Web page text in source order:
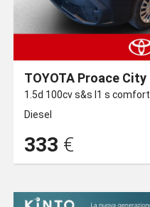
PICK UP
TOYOTA Proace City
1.5d 100cv s&s l1 s comfort
Diesel
333 €